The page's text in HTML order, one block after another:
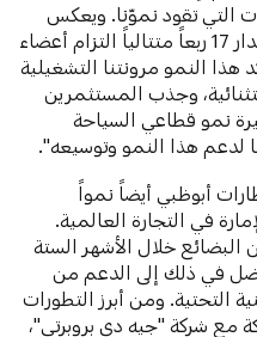
التي تقود نموّنا. ويعكس
تحقيق نمو إيجابي متواصل على مدار 17 ربعاً متتالياً التزام أعضاء
النمو مرونتنا التشغيلية
وجذب المستثمرين
نمو قطاعي السياحة
لدعم هذا النمو وتوسيعه".
أبوظبي أيضاً نمواً
في التجارة العالمية.
344,795 طناً من البضائع خلال الأشهر الستة
ويعزى الفضل في ذلك إلى الدعم من
التحتية. ومن أبرز التطورات
مع شركة "جيه دي بروبرتي"،